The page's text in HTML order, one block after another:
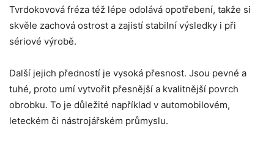
Tvrdokovová fréza též lépe odolává opotřebení, takže si
skvěle zachová ostrost a zajistí stabilní výsledky i při
sériové výrobě.
Další jejich předností je vysoká přesnost. Jsou pevné a
tuhé, proto umí vytvořit přesnější a kvalitnější povrch
obrobku. To je důležité například v automobilovém,
leteckém či nástrojářském průmyslu.